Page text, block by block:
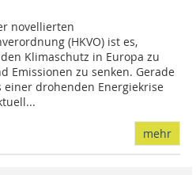
novellierten
(HKVO) ist es,
Klimaschutz in Europa zu
Emissionen zu senken. Gerade
einer drohenden Energiekrise
mehr